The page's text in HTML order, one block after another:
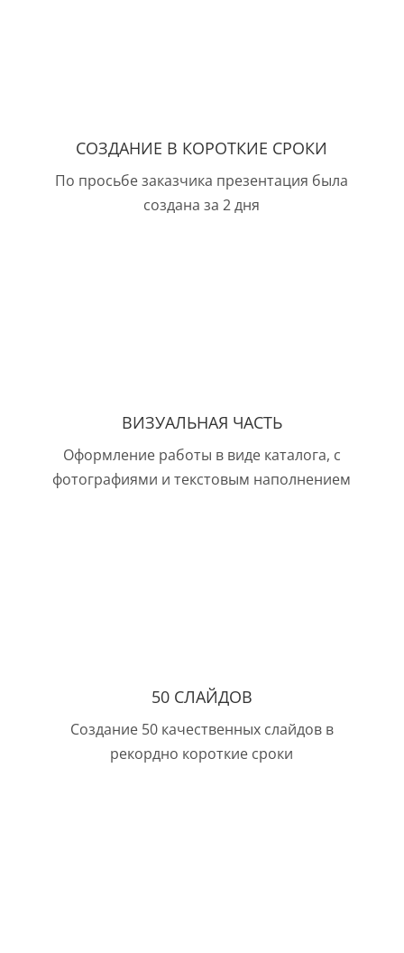
СОЗДАНИЕ В КОРОТКИЕ СРОКИ
По просьбе заказчика презентация была
создана за 2 дня
ВИЗУАЛЬНАЯ ЧАСТЬ
Оформление работы в виде каталога, с
фотографиями и текстовым наполнением
50 СЛАЙДОВ
Создание 50 качественных слайдов в
рекордно короткие сроки